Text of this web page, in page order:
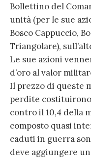
Bollettino del
unità (per le sue
Bosco Cappuccio,
Triangolare),
Le sue azioni
d’oro al valor
Il prezzo di queste
perdite
contro il 10,4 della
composto quasi
caduti in guerra
deve aggiungere